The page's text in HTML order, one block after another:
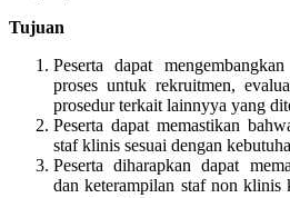
Tujuan
Peserta dapat
proses untuk rekruitmen,
prosedur terkait lainnyya yang
Peserta dapat memastikan
staf klinis sesuai dengan
Peserta diharapkan dapat
dan keterampilan staf non klinis